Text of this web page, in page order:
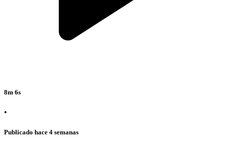
8m 6s
•
Publicado hace 4 semanas